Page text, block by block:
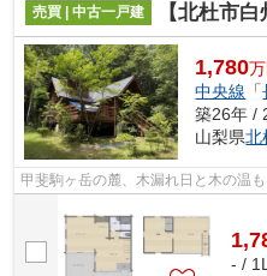
売買 | 中古一戸建 【北杜市白州町横手
1,780
中央線 「
築26年 /
山梨県北
甲斐駒ヶ岳の麓、木漏れ日と木の温
- /